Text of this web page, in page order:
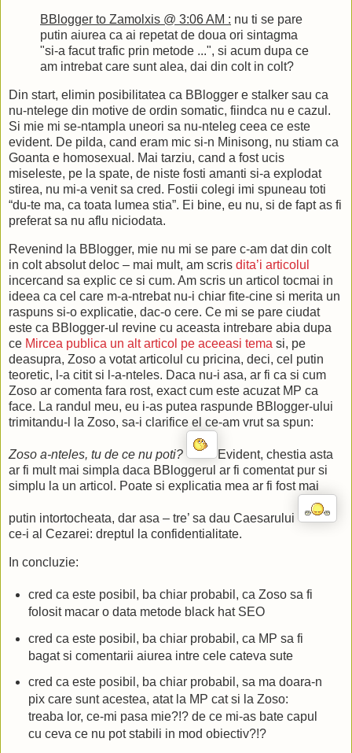
BBlogger to Zamolxis @ 3:06 AM : nu ti se pare
putin aiurea ca ai repetat de doua ori sintagma
"si-a facut trafic prin metode ...", si acum dupa ce
am intrebat care sunt alea, dai din colt in colt?
Din start, elimin posibilitatea ca BBlogger e stalker sau ca
nu-ntelege din motive de ordin somatic, fiindca nu e cazul.
Si mie mi se-ntampla uneori sa nu-nteleg ceea ce este
evident. De pilda, cand eram mic si-n Minisong, nu stiam ca
Goanta e homosexual. Mai tarziu, cand a fost ucis
miseleste, pe la spate, de niste fosti amanti si-a explodat
stirea, nu mi-a venit sa cred. Fostii colegi imi spuneau toti
“du-te ma, ca toata lumea stia”. Ei bine, eu nu, si de fapt as fi
preferat sa nu aflu niciodata.
Revenind la BBlogger, mie nu mi se pare c-am dat din colt
in colt absolut deloc – mai mult, am scris dita’i articolul
incercand sa explic ce si cum. Am scris un articol tocmai in
ideea ca cel care m-a-ntrebat nu-i chiar fite-cine si merita un
raspuns si-o explicatie, dac-o cere. Ce mi se pare ciudat
este ca BBlogger-ul revine cu aceasta intrebare abia dupa
ce Mircea publica un alt articol pe aceeasi tema si, pe
deasupra, Zoso a votat articolul cu pricina, deci, cel putin
teoretic, l-a citit si l-a-nteles. Daca nu-i asa, ar fi ca si cum
Zoso ar comenta fara rost, exact cum este acuzat MP ca
face. La randul meu, eu i-as putea raspunde BBlogger-ului
trimitandu-l la Zoso, sa-i clarifice el ce-am vrut sa spun:
Zoso a-nteles, tu de ce nu poti?
Evident, chestia asta
ar fi mult mai simpla daca BBloggerul ar fi comentat pur si
simplu la un articol. Poate si explicatia mea ar fi fost mai
putin intortocheata, dar asa – tre’ sa dau Caesarului
ce-i al Cezarei: dreptul la confidentialitate.
In concluzie:
cred ca este posibil, ba chiar probabil, ca Zoso sa fi
folosit macar o data metode black hat SEO
cred ca este posibil, ba chiar probabil, ca MP sa fi
bagat si comentarii aiurea intre cele cateva sute
cred ca este posibil, ba chiar probabil, sa ma doara-n
pix care sunt acestea, atat la MP cat si la Zoso:
treaba lor, ce-mi pasa mie?!? de ce mi-as bate capul
cu ceva ce nu pot stabili in mod obiectiv?!?